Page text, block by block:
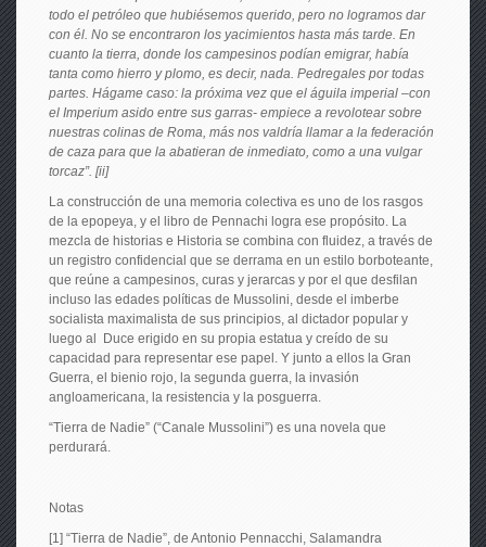
todo el petróleo que hubiésemos querido, pero no logramos dar
con él. No se encontraron los yacimientos hasta más tarde. En
cuanto la tierra, donde los campesinos podían emigrar, había
tanta como hierro y plomo, es decir, nada. Pedregales por todas
partes. Hágame caso: la próxima vez que el águila imperial –con
el Imperium asido entre sus garras- empiece a revolotear sobre
nuestras colinas de Roma, más nos valdría llamar a la federación
de caza para que la abatieran de inmediato, como a una vulgar
torcaz”. [ii]
La construcción de una memoria colectiva es uno de los rasgos
de la epopeya, y el libro de Pennachi logra ese propósito. La
mezcla de historias e Historia se combina con fluidez, a través de
un registro confidencial que se derrama en un estilo borboteante,
que reúne a campesinos, curas y jerarcas y por el que desfilan
incluso las edades políticas de Mussolini, desde el imberbe
socialista maximalista de sus principios, al dictador popular y
luego al Duce erigido en su propia estatua y creído de su
capacidad para representar ese papel. Y junto a ellos la Gran
Guerra, el bienio rojo, la segunda guerra, la invasión
angloamericana, la resistencia y la posguerra.
“Tierra de Nadie” (“Canale Mussolini”) es una novela que
perdurará.
Notas
[1] “Tierra de Nadie”, de Antonio Pennacchi, Salamandra